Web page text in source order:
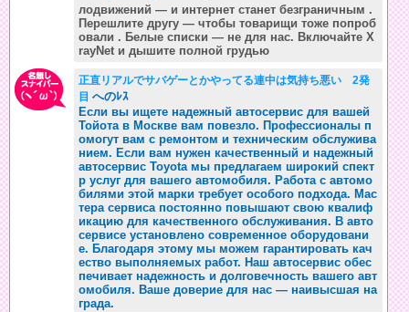
лодвижений — и интернет станет безграничным .
Перешлите другу — чтобы товарищи тоже попроб
овали . Белые списки — не для нас. Включайте X
rayNet и дышите полной грудью
正直リアルでサバゲーとかやってる連中は気持ち悪い 2発
目 へのﾚｽ
Если вы ищете надежный автосервис для вашей
Тойота в Москве вам повезло. Профессионалы п
омогут вам с ремонтом и техническим обслужива
нием. Если вам нужен качественный и надежный
автосервис Toyota мы предлагаем широкий спект
р услуг для вашего автомобиля. Работа с автомо
билями этой марки требует особого подхода. Мас
тера сервиса постоянно повышают свою квалиф
икацию для качественного обслуживания. В авто
сервисе установлено современное оборудовани
е. Благодаря этому мы можем гарантировать кач
ество выполняемых работ. Наш автосервис обес
печивает надежность и долговечность вашего авт
омобиля. Ваше доверие для нас — наивысшая на
града.